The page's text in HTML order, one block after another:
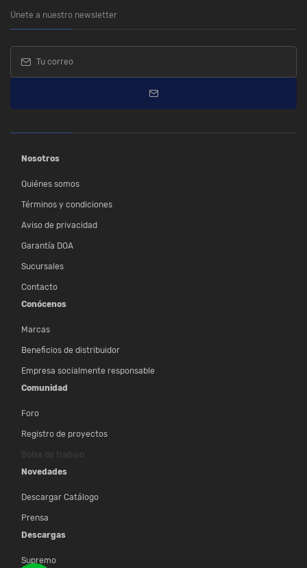
Únete a nuestro newsletter
Nosotros
Quiénes somos
Términos y condiciones
Aviso de privacidad
Garantía DOA
Sucursales
Contacto
Conócenos
Marcas
Beneficios de distribuidor
Empresa socialmente responsable
Comunidad
Foro
Registro de proyectos
Bolsa de trabajo
Novedades
Descargar Catálogo
Prensa
Descargas
Supremo